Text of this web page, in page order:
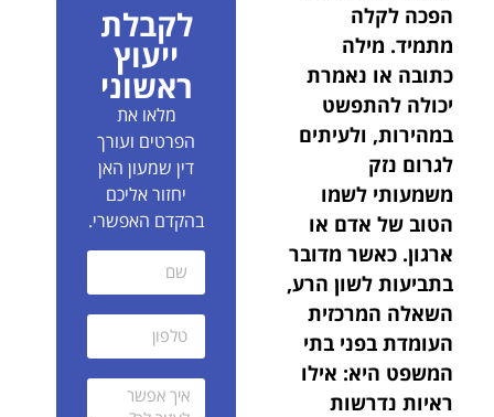
הפכה לקלה
מתמיד. מילה
כתובה או נאמרת
יכולה להתפשט
במהירות, ולעיתים
לגרום נזק
משמעותי לשמו
הטוב של אדם או
ארגון. כאשר מדובר
בתביעות לשון הרע,
השאלה המרכזית
העומדת בפני בתי
המשפט היא: אילו
ראיות נדרשות
לקבלת
ייעוץ
ראשוני
מלאו את
הפרטים ועורך
דין שמעון האן
יחזור אליכם
בהקדם האפשרי.